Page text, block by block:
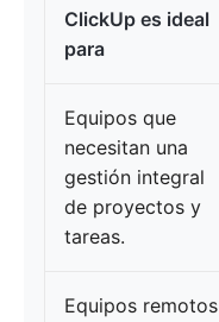
ClickUp es ideal
para
Equipos que
necesitan una
gestión integral
de proyectos y
tareas.
Equipos remotos